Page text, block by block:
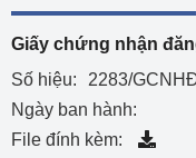
Giấy chứng nhận
Số hiệu:
2283/
Ngày ban hành:
File đính kèm: